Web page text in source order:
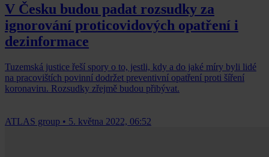
V Česku budou padat rozsudky za
ignorování proticovidových opatření i
dezinformace
Tuzemská justice řeší spory o to, jestli, kdy a do jaké míry byli lidé
na pracovištích povinní dodržet preventivní opatření proti šíření
koronaviru. Rozsudky zřejmě budou přibývat.
ATLAS group • 5. května 2022, 06:52